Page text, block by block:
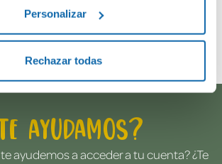
Personalizar
Rechazar todas
ayudamos?
ayudemos a acceder a tu cuenta? ¿Te